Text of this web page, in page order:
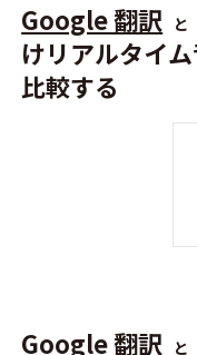
Google 翻訳 と
けリアルタイ
比較する
Google 翻訳 と